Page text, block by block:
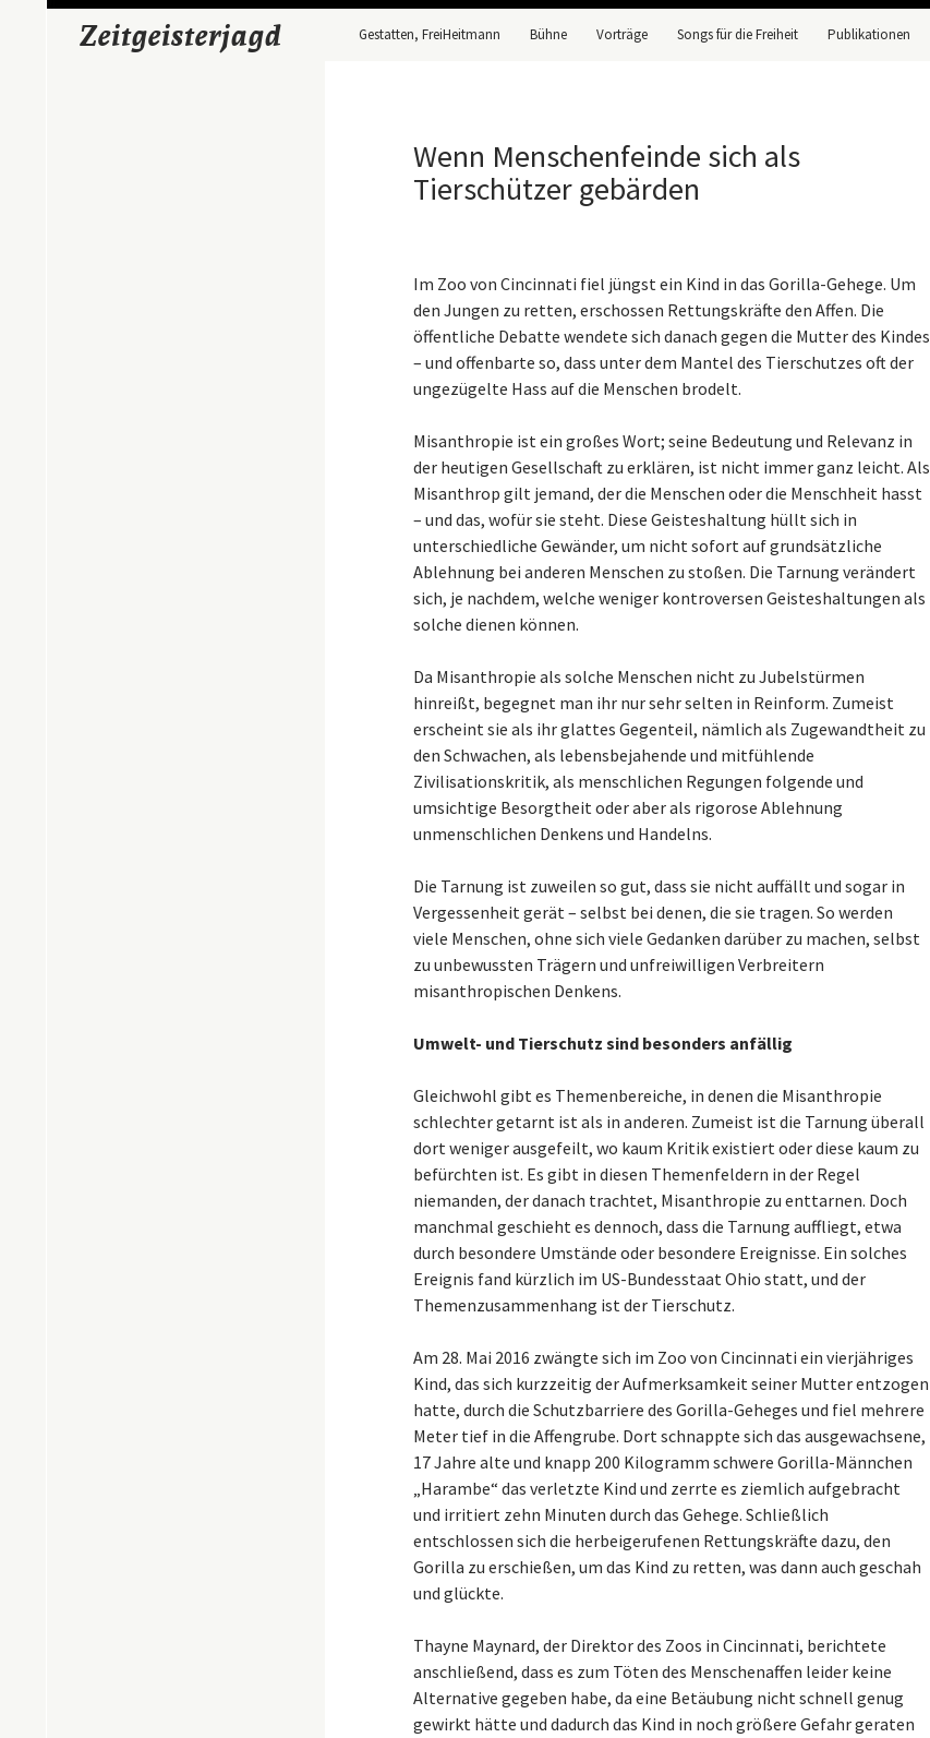
Zeitgeisterjagd
Suchen
Gestatten, FreiHeitmann
Bühne Vorträge Songs für die Freiheit Publikationen
Wenn Menschenfeinde sich als
Tierschützer gebärden
Im Zoo von Cincinnati fiel jüngst ein Kind in das Gorilla-Gehege. Um
den Jungen zu retten, erschossen Rettungskräfte den Affen. Die
öffentliche Debatte wendete sich danach gegen die Mutter des Kindes
– und offenbarte so, dass unter dem Mantel des Tierschutzes oft der
ungezügelte Hass auf die Menschen brodelt.
Misanthropie ist ein großes Wort; seine Bedeutung und Relevanz in
der heutigen Gesellschaft zu erklären, ist nicht immer ganz leicht. Als
Misanthrop gilt jemand, der die Menschen oder die Menschheit hasst
– und das, wofür sie steht. Diese Geisteshaltung hüllt sich in
unterschiedliche Gewänder, um nicht sofort auf grundsätzliche
Ablehnung bei anderen Menschen zu stoßen. Die Tarnung verändert
sich, je nachdem, welche weniger kontroversen Geisteshaltungen als
solche dienen können.
Da Misanthropie als solche Menschen nicht zu Jubelstürmen
hinreißt, begegnet man ihr nur sehr selten in Reinform. Zumeist
erscheint sie als ihr glattes Gegenteil, nämlich als Zugewandtheit zu
den Schwachen, als lebensbejahende und mitfühlende
Zivilisationskritik, als menschlichen Regungen folgende und
umsichtige Besorgtheit oder aber als rigorose Ablehnung
unmenschlichen Denkens und Handelns.
Die Tarnung ist zuweilen so gut, dass sie nicht auffällt und sogar in
Vergessenheit gerät – selbst bei denen, die sie tragen. So werden
viele Menschen, ohne sich viele Gedanken darüber zu machen, selbst
zu unbewussten Trägern und unfreiwilligen Verbreitern
misanthropischen Denkens.
Umwelt- und Tierschutz sind besonders anfällig
Gleichwohl gibt es Themenbereiche, in denen die Misanthropie
schlechter getarnt ist als in anderen. Zumeist ist die Tarnung überall
dort weniger ausgefeilt, wo kaum Kritik existiert oder diese kaum zu
befürchten ist. Es gibt in diesen Themenfeldern in der Regel
niemanden, der danach trachtet, Misanthropie zu enttarnen. Doch
manchmal geschieht es dennoch, dass die Tarnung auffliegt, etwa
durch besondere Umstände oder besondere Ereignisse. Ein solches
Ereignis fand kürzlich im US-Bundesstaat Ohio statt, und der
Themenzusammenhang ist der Tierschutz.
Am 28. Mai 2016 zwängte sich im Zoo von Cincinnati ein vierjähriges
Kind, das sich kurzzeitig der Aufmerksamkeit seiner Mutter entzogen
hatte, durch die Schutzbarriere des Gorilla-Geheges und fiel mehrere
Meter tief in die Affengrube. Dort schnappte sich das ausgewachsene,
17 Jahre alte und knapp 200 Kilogramm schwere Gorilla-Männchen
„Harambe“ das verletzte Kind und zerrte es ziemlich aufgebracht
und irritiert zehn Minuten durch das Gehege. Schließlich
entschlossen sich die herbeigerufenen Rettungskräfte dazu, den
Gorilla zu erschießen, um das Kind zu retten, was dann auch geschah
und glückte.
Thayne Maynard, der Direktor des Zoos in Cincinnati, berichtete
anschließend, dass es zum Töten des Menschenaffen leider keine
Alternative gegeben habe, da eine Betäubung nicht schnell genug
gewirkt hätte und dadurch das Kind in noch größere Gefahr geraten